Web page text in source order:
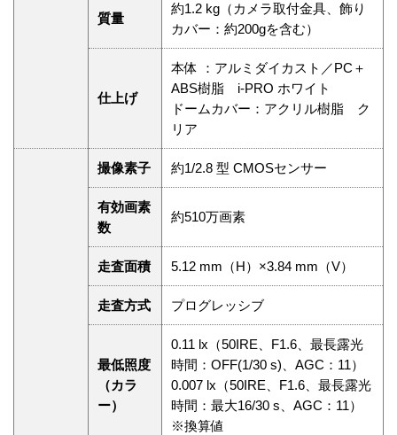
質量
約1.2 kg（カメラ取付金具、飾り
カバー：約200gを含む）
仕上げ
本体 ：アルミダイカスト／PC＋
ABS樹脂 i-PRO ホワイト
ドームカバー：アクリル樹脂 ク
リア
撮像素子 約1/2.8 型 CMOSセンサー
有効画素
数
約510万画素
走査面積 5.12 mm（H）×3.84 mm（V）
走査方式 プログレッシブ
最低照度
（カラ
ー）
0.11 lx（50IRE、F1.6、最⻑露光
時間：OFF(1/30 s)、AGC：11）
0.007 lx（50IRE、F1.6、最⻑露光
時間：最⼤16/30 s、AGC：11）
※換算値